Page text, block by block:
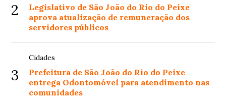
2
Legislativo de São João do Rio do Peixe
aprova atualização de remuneração dos
servidores públicos
3
Cidades
Prefeitura de São João do Rio do Peixe
entrega Odontomóvel para atendimento nas
comunidades